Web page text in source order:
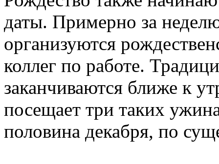
даты. Примерно за
организуются
коллег по работе.
заканчиваются ближе к
посещает три таких
половина декабря, по